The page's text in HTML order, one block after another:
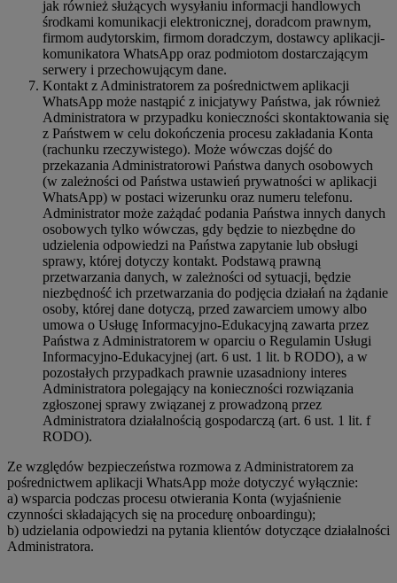
jak również służących wysyłaniu informacji handlowych
środkami komunikacji elektronicznej, doradcom prawnym,
firmom audytorskim, firmom doradczym, dostawcy aplikacji-
komunikatora WhatsApp oraz podmiotom dostarczającym
serwery i przechowującym dane.
Kontakt z Administratorem za pośrednictwem aplikacji
WhatsApp może nastąpić z inicjatywy Państwa, jak również
Administratora w przypadku konieczności skontaktowania się
z Państwem w celu dokończenia procesu zakładania Konta
(rachunku rzeczywistego). Może wówczas dojść do
przekazania Administratorowi Państwa danych osobowych
(w zależności od Państwa ustawień prywatności w aplikacji
WhatsApp) w postaci wizerunku oraz numeru telefonu.
Administrator może zażądać podania Państwa innych danych
osobowych tylko wówczas, gdy będzie to niezbędne do
udzielenia odpowiedzi na Państwa zapytanie lub obsługi
sprawy, której dotyczy kontakt. Podstawą prawną
przetwarzania danych, w zależności od sytuacji, będzie
niezbędność ich przetwarzania do podjęcia działań na żądanie
osoby, której dane dotyczą, przed zawarciem umowy albo
umowa o Usługę Informacyjno-Edukacyjną zawarta przez
Państwa z Administratorem w oparciu o Regulamin Usługi
Informacyjno-Edukacyjnej (art. 6 ust. 1 lit. b RODO), a w
pozostałych przypadkach prawnie uzasadniony interes
Administratora polegający na konieczności rozwiązania
zgłoszonej sprawy związanej z prowadzoną przez
Administratora działalnością gospodarczą (art. 6 ust. 1 lit. f
RODO).
Ze względów bezpieczeństwa rozmowa z Administratorem za
pośrednictwem aplikacji WhatsApp może dotyczyć wyłącznie:
a) wsparcia podczas procesu otwierania Konta (wyjaśnienie
czynności składających się na procedurę onboardingu);
b) udzielania odpowiedzi na pytania klientów dotyczące działalności
Administratora.